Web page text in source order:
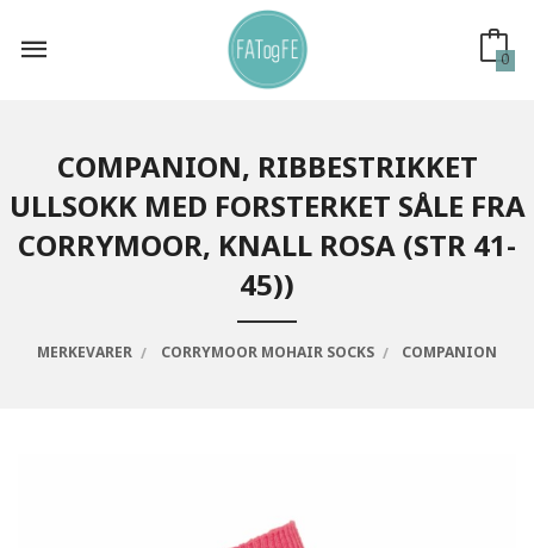
innholdet
0
COMPANION, RIBBESTRIKKET
ULLSOKK MED FORSTERKET SÅLE FRA
CORRYMOOR, KNALL ROSA (STR 41-
45))
MERKEVARER CORRYMOOR MOHAIR SOCKS COMPANION